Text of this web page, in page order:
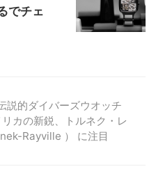
でチェ
説的ダイバーズウオッチ
カの新鋭、トルネク・レ
Rayville ） に注目